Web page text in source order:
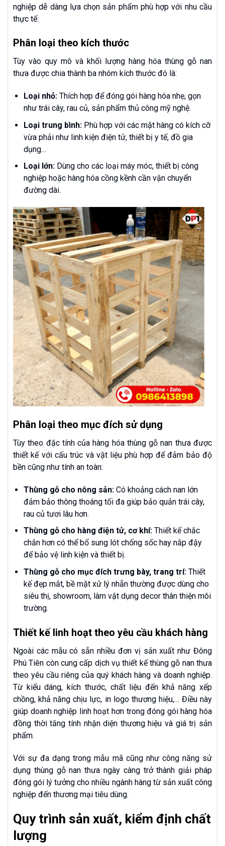
nghiệp dễ dàng lựa chọn sản phẩm phù hợp với nhu cầu
thực tế:
Phân loại theo kích thước
Tùy vào quy mô và khối lượng hàng hóa thùng gỗ nan
thưa được chia thành ba nhóm kích thước đó là:
Loại nhỏ:Thích hợp để đóng gói hàng hóa nhẹ, gọn
như trái cây, rau củ, sản phẩm thủ công mỹ nghệ.
Loại trung bình:Phù hợp với các mặt hàng có kích cỡ
vừa phải như linh kiện điện tử, thiết bị y tế, đồ gia
dụng…
Loại lớn:Dùng cho các loại máy móc, thiết bị công
nghiệp hoặc hàng hóa cồng kềnh cần vận chuyển
đường dài.
Phân loại theo mục đích sử dụng
Tùy theo đặc tính của hàng hóa thùng gỗ nan thưa được
thiết kế với cấu trúc và vật liệu phù hợp để đảm bảo độ
bền cũng như tính an toàn:
Thùng gỗ cho nông sản:Có khoảng cách nan lớn
đảm bảo thông thoáng tối đa giúp bảo quản trái cây,
rau củ tươi lâu hơn.
Thùng gỗ cho hàng điện tử, cơ khí:Thiết kế chắc
chắn hơn có thể bổ sung lót chống sốc hay nắp đậy
để bảo vệ linh kiện và thiết bị.
Thùng gỗ cho mục đích trưng bày, trang trí:Thiết
kế đẹp mắt, bề mặt xử lý nhẵn thường được dùng cho
siêu thị, showroom, làm vật dụng decor thân thiện môi
trường.
Thiết kế linh hoạt theo yêu cầu khách hàng
Ngoài các mẫu có sẵn nhiều đơn vị sản xuất như Đông
Phú Tiên còn cung cấp dịch vụ thiết kế thùng gỗ nan thưa
theo yêu cầu riêng của quý khách hàng và doanh nghiệp.
Từ kiểu dáng, kích thước, chất liệu đến khả năng xếp
chồng, khả năng chịu lực, in logo thương hiệu,… Điều này
giúp doanh nghiệp linh hoạt hơn trong đóng gói hàng hóa
đồng thời tăng tính nhận diện thương hiệu và giá trị sản
phẩm.
Với sự đa dạng trong mẫu mã cũng như công năng sử
dụng thùng gỗ nan thưa ngày càng trở thành giải pháp
đóng gói lý tưởng cho nhiều ngành hàng từ sản xuất công
nghiệp đến thương mại tiêu dùng.
Quy trình sản xuất, kiểm định chất
lượng